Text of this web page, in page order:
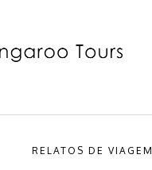
RELATOS DE VIAGEM